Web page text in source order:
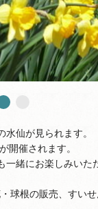
仙が見られます。
開催されます。
緒にお楽しみいた
球根の販売、すい